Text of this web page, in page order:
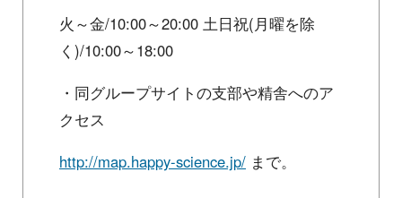
火～金/10:00～20:00 土日祝(月曜を除
く)/10:00～18:00
・同グループサイトの支部や精舎へのア
クセス
http://map.happy-science.jp/ まで。